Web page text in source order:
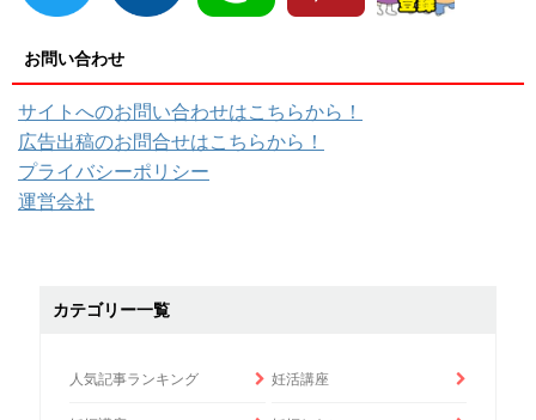
お問い合わせ
サイトへのお問い合わせはこちらから！
広告出稿のお問合せはこちらから！
プライバシーポリシー
運営会社
カテゴリー一覧
人気記事ランキング 妊活講座